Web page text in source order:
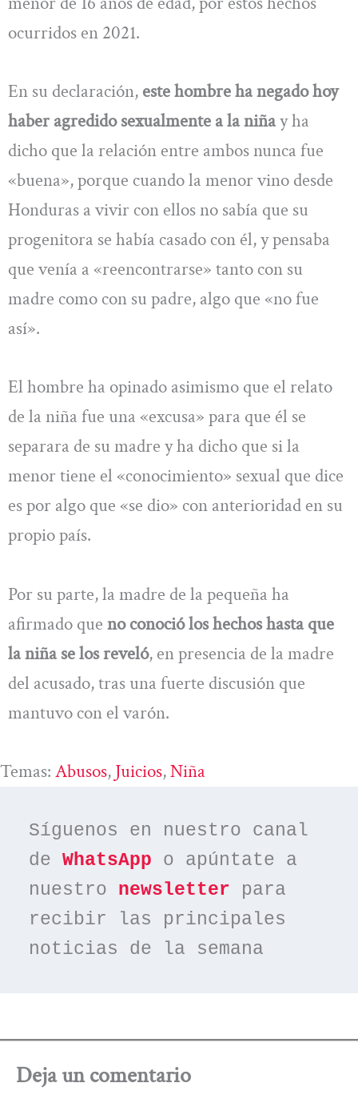
ocurridos en 2021.
En su declaración, este hombre ha negado hoy
haber agredido sexualmente a la niñay ha
dicho que la relación entre ambos nunca fue
«buena», porque cuando la menor vino desde
Honduras a vivir con ellos no sabía que su
progenitora se había casado con él, y pensaba
que venía a «reencontrarse» tanto con su
madre como con su padre, algo que «no fue
así».
El hombre ha opinado asimismo que el relato
de la niña fue una «excusa» para que él se
separara de su madre y ha dicho que si la
menor tiene el «conocimiento» sexual que dice
es por algo que «se dio» con anterioridad en su
propio país.
Por su parte, la madre de la pequeña ha
afirmado que no conoció los hechos hasta que
la niña se los reveló, en presencia de la madre
del acusado, tras una fuerte discusión que
mantuvo con el varón.
Temas: Abusos, Juicios, Niña
Síguenos en nuestro canal
de WhatsApp o apúntate a
nuestro newsletter para
recibir las principales
noticias de la semana
Deja un comentario